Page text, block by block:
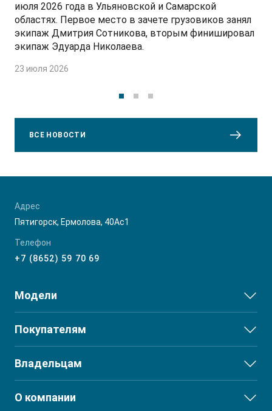
июля 2026 года в Ульяновской и Самарской
областях. Первое место в зачете грузовиков занял
экипаж Дмитрия Сотникова, вторым финишировал
экипаж Эдуарда Николаева.
23 июля 2026
ВСЕ НОВОСТИ
Адрес
Пятигорск, Ермолова, 40Ас1
Телефон
+7 (8652) 59 70 69
Модели
JS3
JS6
J7
Покупателям
Выбор и покупка
Финансы и услуги
Владельцам
Сервис
О компании